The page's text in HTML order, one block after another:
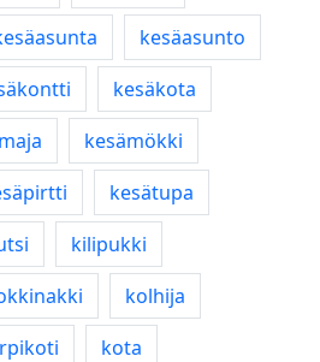
kesäasunto
kesäkota
kesämökki
kesätupa
kilipukki
kolhija
kota